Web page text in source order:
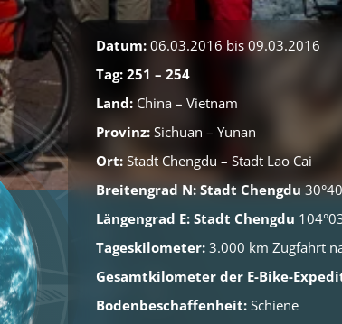
Datum: 06.03.2016 bis 09.03.2016
Tag: 251 – 254
Land: China – Vietnam
Provinz: Sichuan – Yunan
Ort: Stadt Chengdu – Stadt Lao Cai
Breitengrad N: Stadt Chengdu
Längengrad E: Stadt Chengdu
Tageskilometer: 3.000 km Zugfahrt
Gesamtkilometer der E-Bike-
Bodenbeschaffenheit: Schiene